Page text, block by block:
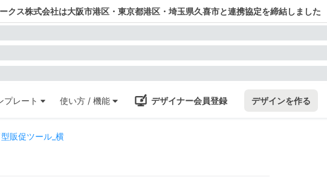
クス株式会社は大阪市港区・東京都港区・埼玉県久喜市と連携協定を締結しました
プレート 使い方 / 機能 デザイナー会員登録 デザインを作る
販促ツール_横